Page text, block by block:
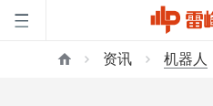
资讯 机器人